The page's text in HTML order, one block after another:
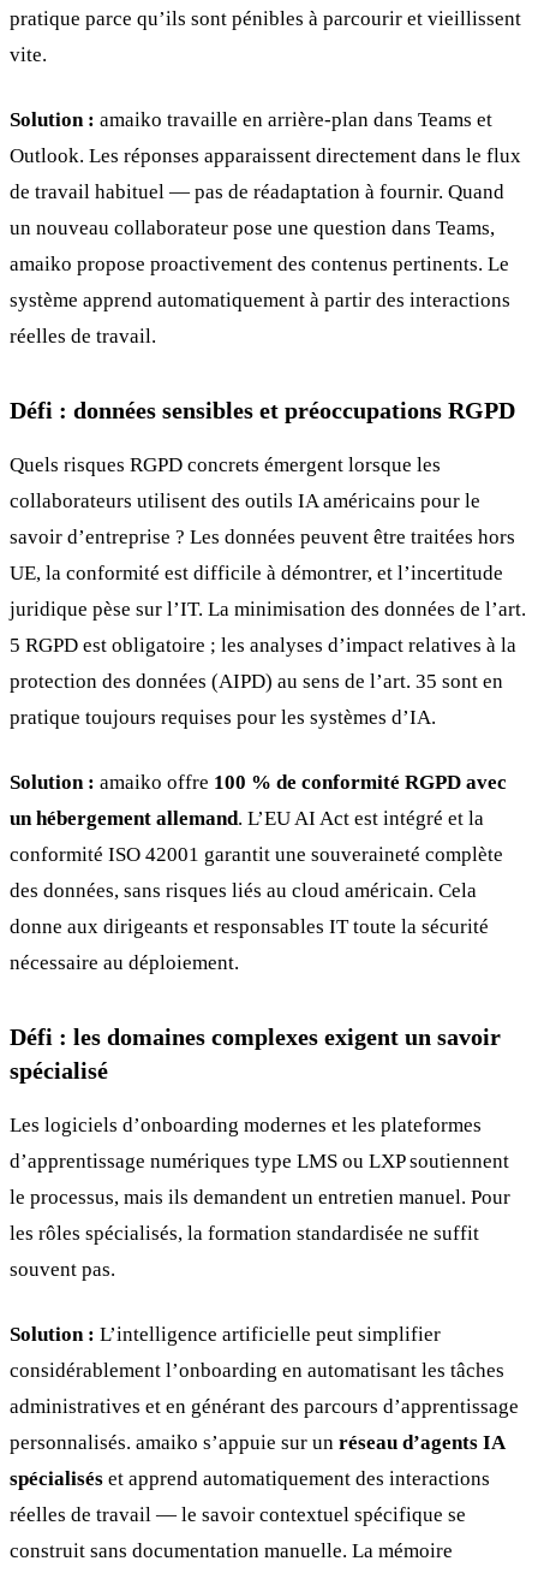
pratique parce qu’ils sont pénibles à parcourir et vieillissent
vite.
Solution : amaiko travaille en arrière-plan dans Teams et
Outlook. Les réponses apparaissent directement dans le flux
de travail habituel — pas de réadaptation à fournir. Quand
un nouveau collaborateur pose une question dans Teams,
amaiko propose proactivement des contenus pertinents. Le
système apprend automatiquement à partir des interactions
réelles de travail.
Défi : données sensibles et préoccupations RGPD
Quels risques RGPD concrets émergent lorsque les
collaborateurs utilisent des outils IA américains pour le
savoir d’entreprise ? Les données peuvent être traitées hors
UE, la conformité est difficile à démontrer, et l’incertitude
juridique pèse sur l’IT. La minimisation des données de l’art.
5 RGPD est obligatoire ; les analyses d’impact relatives à la
protection des données (AIPD) au sens de l’art. 35 sont en
pratique toujours requises pour les systèmes d’IA.
Solution : amaiko offre 100 % de conformité RGPD avec
un hébergement allemand. L’EU AI Act est intégré et la
conformité ISO 42001 garantit une souveraineté complète
des données, sans risques liés au cloud américain. Cela
donne aux dirigeants et responsables IT toute la sécurité
nécessaire au déploiement.
Défi : les domaines complexes exigent un savoir
spécialisé
Les logiciels d’onboarding modernes et les plateformes
d’apprentissage numériques type LMS ou LXP soutiennent
le processus, mais ils demandent un entretien manuel. Pour
les rôles spécialisés, la formation standardisée ne suffit
souvent pas.
Solution : L’intelligence artificielle peut simplifier
considérablement l’onboarding en automatisant les tâches
administratives et en générant des parcours d’apprentissage
personnalisés. amaiko s’appuie sur un réseau d’agents IA
spécialisés et apprend automatiquement des interactions
réelles de travail — le savoir contextuel spécifique se
construit sans documentation manuelle. La mémoire